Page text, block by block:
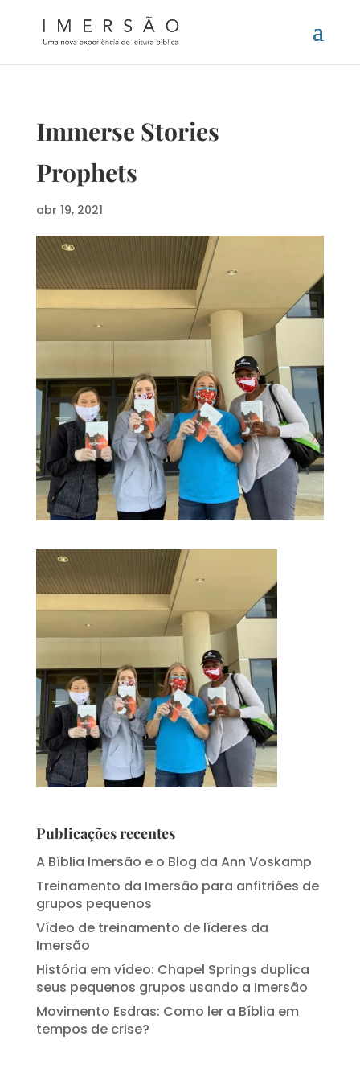
Immerse Stories
Prophets
abr 19, 2021
Publicações recentes
A Bíblia Imersão e o Blog da Ann Voskamp
Treinamento da Imersão para anfitriões de
grupos pequenos
Vídeo de treinamento de líderes da
Imersão
História em vídeo: Chapel Springs duplica
seus pequenos grupos usando a Imersão
Movimento Esdras: Como ler a Bíblia em
tempos de crise?